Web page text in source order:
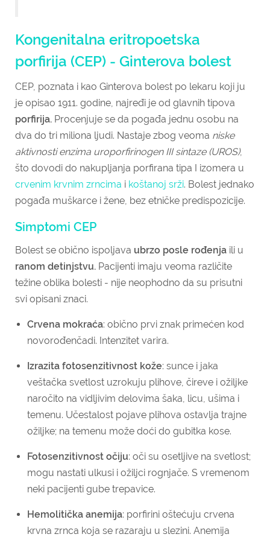
Kongenitalna eritropoetska
porfirija (CEP) - Ginterova bolest
CEP, poznata i kao Ginterova bolest po lekaru koji ju
je opisao 1911. godine, najređi je od glavnih tipova
porfirija. Procenjuje se da pogađa jednu osobu na
dva do tri miliona ljudi. Nastaje zbog veoma niske
aktivnosti enzima uroporfirinogen III sintaze (UROS),
što dovodi do nakupljanja porfirana tipa I izomera u
crvenim krvnim zrncima i koštanoj srži. Bolest jednako
pogađa muškarce i žene, bez etničke predispozicije.
Simptomi CEP
Bolest se obično ispoljava ubrzo posle rođenja ili u
ranom detinjstvu. Pacijenti imaju veoma različite
težine oblika bolesti - nije neophodno da su prisutni
svi opisani znaci.
Crvena mokraća: obično prvi znak primećen kod
novorođenčadi. Intenzitet varira.
Izrazita fotosenzitivnost kože: sunce i jaka
veštačka svetlost uzrokuju plihove, čireve i ožiljke
naročito na vidljivim delovima šaka, licu, ušima i
temenu. Učestalost pojave plihova ostavlja trajne
ožiljke; na temenu može doći do gubitka kose.
Fotosenzitivnost očiju: oči su osetljive na svetlost;
mogu nastati ulkusi i ožiljci rognjače. S vremenom
neki pacijenti gube trepavice.
Hemolitička anemija: porfirini oštećuju crvena
krvna zrnca koja se razaraju u slezini. Anemija